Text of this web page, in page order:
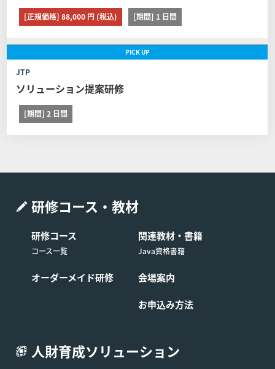
以下に定める通りとします。 但し、教育パンフレット等に
て日程変更可能期間を定めたコースはその定めが、また取
り消し、日程変更、証明書の発行に関する他社開催のコー
スは他社の定める契約条件がそれぞれ本条に優先して適用
-2488、受付時間：弊社休業日及び土・日・祝日
申し出るものとします。
た日程を変更したコースの申し込みを取り消す場
合は前条の定めに関わらず受講費用の全額をお支
■第9条 (コースの開催中止)
そのコースの開催を中止する場合があります。この場合、
弊社は第3条に基づき成立したコースの提供に係る契約を
[正規価格] 88,000 円 (税込) [期間] 1 日間
PICKUP
JTP
ソリューション提案研修
[期間] 2 日間
研修コース・教材
研修コース
コース一覧
オーダーメイド研修
関連教材・書籍
Java資格書籍
会場案内
お申込み方法
人財育成ソリューション